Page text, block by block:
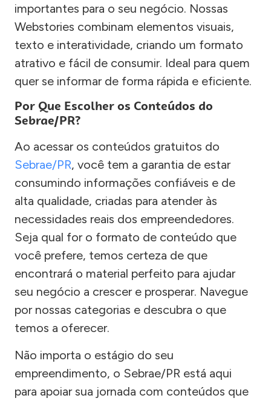
importantes para o seu negócio. Nossas
Webstories combinam elementos visuais,
texto e interatividade, criando um formato
atrativo e fácil de consumir. Ideal para quem
quer se informar de forma rápida e eficiente.
Por Que Escolher os Conteúdos do
Sebrae/PR?
Ao acessar os conteúdos gratuitos do
Sebrae/PR, você tem a garantia de estar
consumindo informações confiáveis e de
alta qualidade, criadas para atender às
necessidades reais dos empreendedores.
Seja qual for o formato de conteúdo que
você prefere, temos certeza de que
encontrará o material perfeito para ajudar
seu negócio a crescer e prosperar. Navegue
por nossas categorias e descubra o que
temos a oferecer.
Não importa o estágio do seu
empreendimento, o Sebrae/PR está aqui
para apoiar sua jornada com conteúdos que